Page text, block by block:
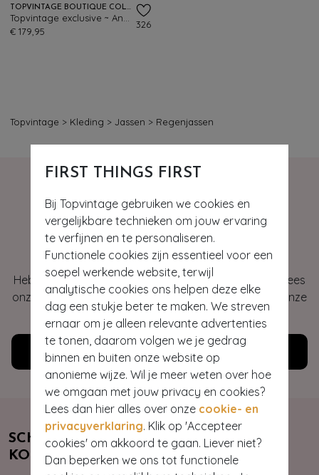
FIRST THINGS FIRST
Bij Topvintage gebruiken we cookies en
vergelijkbare technieken om jouw ervaring
te verfijnen en te personaliseren.
Functionele cookies zijn essentieel voor een
soepel werkende website, terwijl
analytische cookies ons helpen deze elke
dag een stukje beter te maken. We streven
ernaar om je alleen relevante advertenties
te tonen, daarom volgen we je gedrag
binnen en buiten onze website op
anonieme wijze. Wil je meer weten over hoe
we omgaan met jouw privacy en cookies?
Lees dan hier alles over onze cookie- en
privacyverklaring. Klik op 'Accepteer
cookies' om akkoord te gaan. Liever niet?
Dan beperken we ons tot functionele
TOPVINTAGE BOUTIQUE COLLECTION
€ 179,95
326
Topvintage > Kleding > Jassen > Regenjassen
Hey gorgeous
Heb je vragen of heb je hulp nodig bij je bestelling? Lees
onze veelgestelde vragen of neem contact op met onze
klantenservice. Wij helpen je graag!
Klantenservice
SCHRIJF JE NU IN & ONTVANG 10%
KORTING